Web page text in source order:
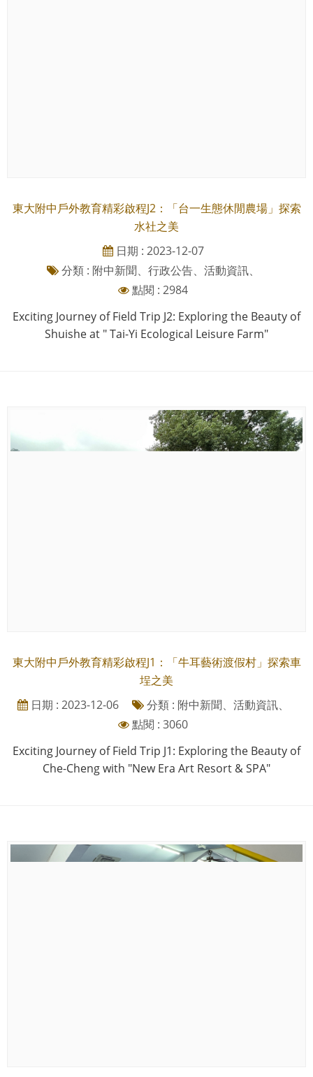
東大附中戶外教育精彩啟程J2：「台一生態休閒農場」探索
水社之美
日期 : 2023-12-07
分類 : 附中新聞、行政公告、活動資訊、
點閱 : 2984
Exciting Journey of Field Trip J2: Exploring the Beauty of
Shuishe at " Tai-Yi Ecological Leisure Farm"
東大附中戶外教育精彩啟程J1：「牛耳藝術渡假村」探索車
埕之美
日期 : 2023-12-06
分類 : 附中新聞、活動資訊、
點閱 : 3060
Exciting Journey of Field Trip J1: Exploring the Beauty of
Che-Cheng with "New Era Art Resort & SPA"